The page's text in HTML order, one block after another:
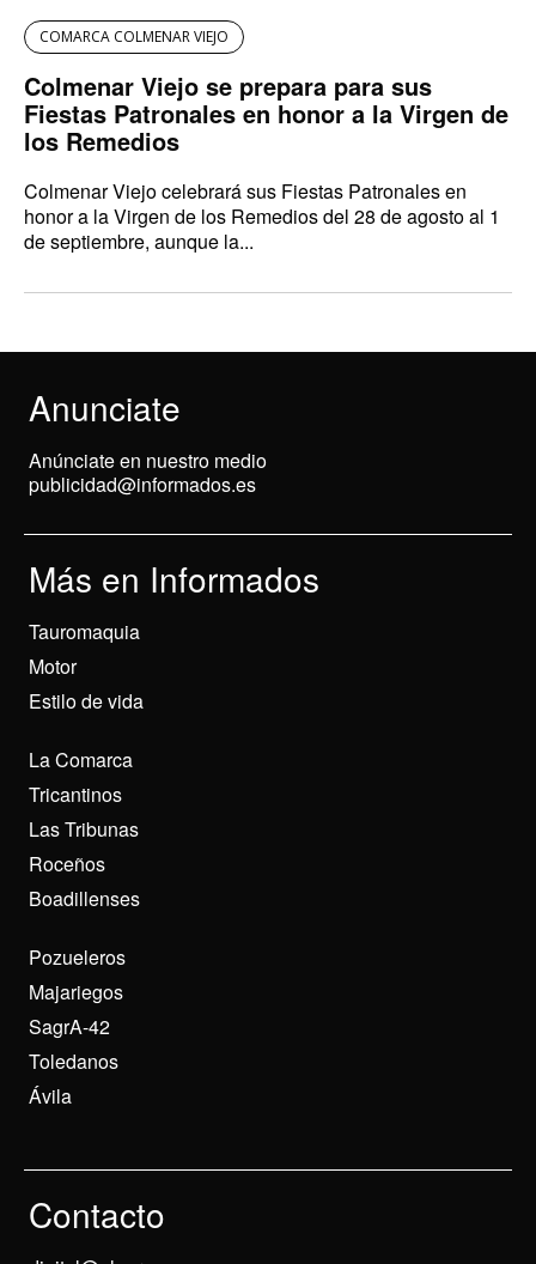
COMARCA COLMENAR VIEJO
Colmenar Viejo se prepara para sus
Fiestas Patronales en honor a la Virgen de
los Remedios
Colmenar Viejo celebrará sus Fiestas Patronales en
honor a la Virgen de los Remedios del 28 de agosto al 1
de septiembre, aunque la...
Anunciate
Anúnciate en nuestro medio
publicidad@informados.es
Más en Informados
Tauromaquia
Motor
Estilo de vida
La Comarca
Tricantinos
Las Tribunas
Roceños
Boadillenses
Pozueleros
Majariegos
SagrA-42
Toledanos
Ávila
Contacto